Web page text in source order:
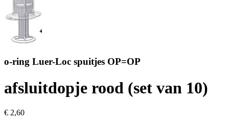
o-ring Luer-Loc spuitjes OP=OP
afsluitdopje rood (set van 10)
€ 2,60